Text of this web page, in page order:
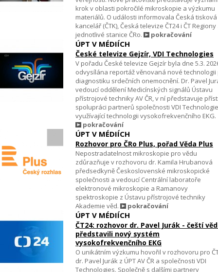
krok v oblasti pokročilé mikroskopie a výzkumu
materiálů. O události informovala Česká tisková
kancelář (ČTK), Česká televize ČT24 i ČT Regiony
jednotlivé stanice ČRo.
pokračování
ÚPT V MÉDIÍCH
České televize Gejzír, VDI Technologies
V pořadu České televize Gejzír byla dne 5.3.
odvysílána reportáž věnovaná nové technologii
diagnostiku srdečních onemocnění. Dr. Pavel
vedoucí oddělení Medicínských signálů Ústavu
přístrojové techniky AV ČR, v ní představuje
spolupráci partnerů společnosti VDI
využívající technologii vysokofrekvenčního EKG.
pokračování
ÚPT V MÉDIÍCH
Rozhovor pro ČRo Plus, pořad Věda Plus
Nepostradatelnost mikroskopie pro vědu
zdůrazňuje v rozhovoru dr. Kamila Hrubanová
předsedkyně Československé mikroskopické
společnosti a vedoucí Centrální laboratoře
elektronové mikroskopie a Ramanovy
spektroskopie z Ústavu přístrojové techniky
Akademie věd.
pokračování
ÚPT V MÉDIÍCH
ČT24: rozhovor dr. Pavel Jurák - čeští
představili nový systém
vysokofrekvenčního EKG
O unikátním výzkumu hovořil v rozhovoru pro
dr. Pavel Jurák z ÚPT AV ČR a společnosti VDI
Technologies. Společně s dalšími partnery